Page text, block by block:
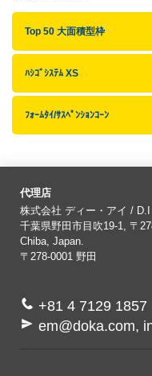
Top 50 大面積型枠
ﾊｼｺﾞｼｽﾃﾑ XS
ﾌｫｰﾑﾀｲ/ｻｽﾍﾟﾝｼｮﾝｺｰﾝ
代理店
株式会社 ディー・アイ / D.I
千葉県野田市目吹19-1, 〒
Chiba, Japan.
〒278-0001 野田
+81 4 7129 1857
em@doka.com,